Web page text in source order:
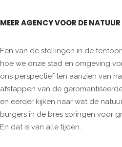
MEER AGENCY VOOR DE
Een van de stellingen in de
hoe we onze stad en omgeving
ons perspectief ten aanzien van
afstappen van de
en eerder kijken naar wat de
burgers in de bres springen voor
En dat is van alle tijden.